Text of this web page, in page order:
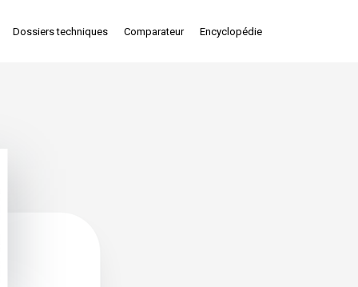
Dossiers techniques Comparateur Encyclopédie